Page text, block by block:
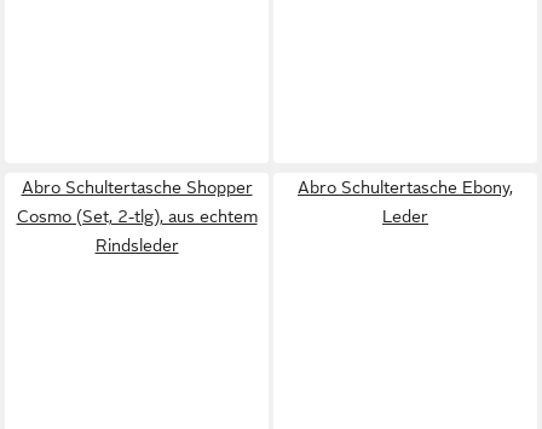
Abro Schultertasche Shopper
Cosmo (Set, 2-tlg), aus echtem
Rindsleder
Abro Schultertasche Ebony,
Leder